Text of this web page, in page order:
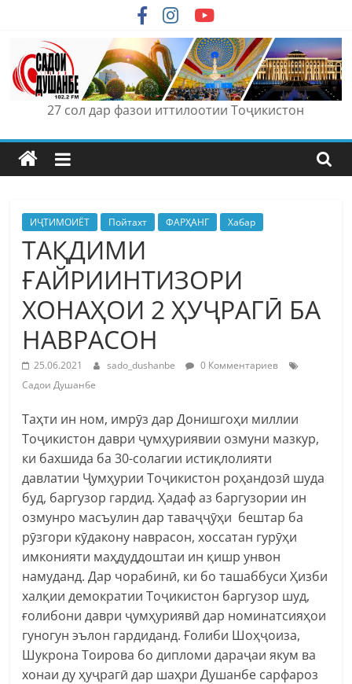
content
27 сол дар фазои иттилоотии Тоҷикистон
ИҶТИМОИЁТ Пойтахт ФАРҲАНГ Хабар
ТАҚДИМИ
ҒАЙРИИНТИЗОРИ
ХОНАҲОИ 2 ҲУҶРАГӢ БА
НАВРАСОН
25.06.2021 sado_dushanbe
0 Комментариев
Садои Душанбе
Таҳти ин ном, имрӯз дар Донишгоҳи миллии
Тоҷикистон даври ҷумҳуриявии озмуни мазкур,
ки бахшида ба 30-солагии истиқлолияти
давлатии Ҷумҳурии Тоҷикистон роҳандозӣ шуда
буд, баргузор гардид. Ҳадаф аз баргузории ин
озмунро масъулин дар таваҷҷӯҳи бештар ба
рӯзгори кӯдакону наврасон, хоссатан гурӯҳи
имконияти маҳдуддоштаи ин қишр унвон
намуданд. Дар чорабинӣ, ки бо ташаббуси Ҳизби
халқии демократии Тоҷикистон баргузор шуд,
ғолибони даври ҷумҳуриявӣ дар номинатсияҳои
гуногун эълон гардиданд. Ғолиби Шоҳҷоиза,
Шукрона Тоирова бо дипломи дараҷаи якум ва
хонаи ду ҳуҷрагӣ дар шаҳри Душанбе сарфароз